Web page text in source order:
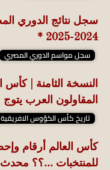
2024-2025 *
سجل مواسم الدوري المصري
المقاولون العرب
تاريخ كأس الكؤوس الافريقية
كأس العالم أرقام
للمنتخبات …؟؟ محدث 2026